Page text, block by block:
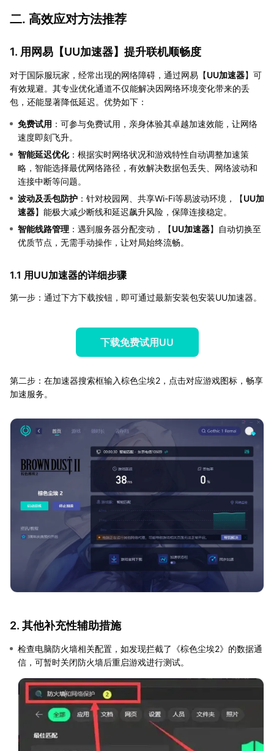
二. 高效应对方法推荐
1. 用网易【UU加速器】提升联机顺畅度
对于国际服玩家，经常出现的网络障碍，通过网易【UU加速器】可
有效规避。其专业优化通道不仅能解决因网络环境变化带来的丢
包，还能显著降低延迟。优势如下：
免费试用 ：可参与免费试用，亲身体验其卓越加速效能，让网络
速度即刻飞升。
智能延迟优化：根据实时网络状况和游戏特性自动调整加速策
略，智能选择最优网络路径，有效解决数据包丢失、网络波动和
连接中断等问题。
波动及丢包防护 ：针对校园网、共享Wi-Fi等易波动环境，【UU加
速器】能极大减少断线和延迟飙升风险，保障连接稳定。
智能线路管理 ：遇到服务器分配变动，【UU加速器】自动切换至
优质节点，无需手动操作，让对局始终流畅。
1.1 用UU加速器的详细步骤
第一步：通过下方下载按钮，即可通过最新安装包安装UU加速器。
下载免费试用UU
第二步：在加速器搜索框输入棕色尘埃2，点击对应游戏图标，畅享
加速服务。
2. 其他补充性辅助措施
检查电脑防火墙相关配置，如发现拦截了《棕色尘埃2》的数据通
信，可暂时关闭防火墙后重启游戏进行测试。